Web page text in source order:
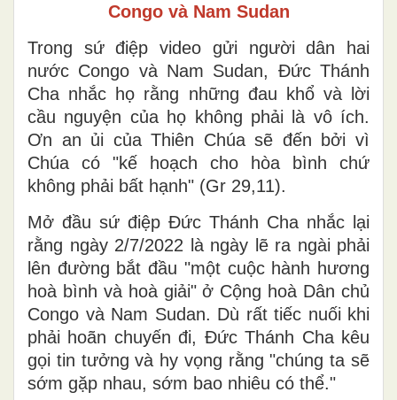
Congo và Nam Sudan
Trong sứ điệp video gửi người dân hai
nước Congo và Nam Sudan, Đức Thánh
Cha nhắc họ rằng những đau khổ và lời
cầu nguyện của họ không phải là vô ích.
Ơn an ủi của Thiên Chúa sẽ đến bởi vì
Chúa có "kế hoạch cho hòa bình chứ
không phải bất hạnh" (Gr 29,11).
Mở đầu sứ điệp Đức Thánh Cha nhắc lại
rằng ngày 2/7/2022 là ngày lẽ ra ngài phải
lên đường bắt đầu "một cuộc hành hương
hoà bình và hoà giải" ở Cộng hoà Dân chủ
Congo và Nam Sudan. Dù rất tiếc nuối khi
phải hoãn chuyến đi, Đức Thánh Cha kêu
gọi tin tưởng và hy vọng rằng "chúng ta sẽ
sớm gặp nhau, sớm bao nhiêu có thể."